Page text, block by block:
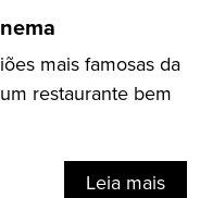
mais famosas da
restaurante bem
Leia mais